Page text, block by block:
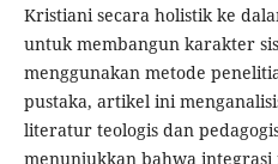
Kristiani secara holistik ke
untuk membangun karakter
menggunakan metode
pustaka, artikel ini
literatur teologis dan
menunjukkan bahwa